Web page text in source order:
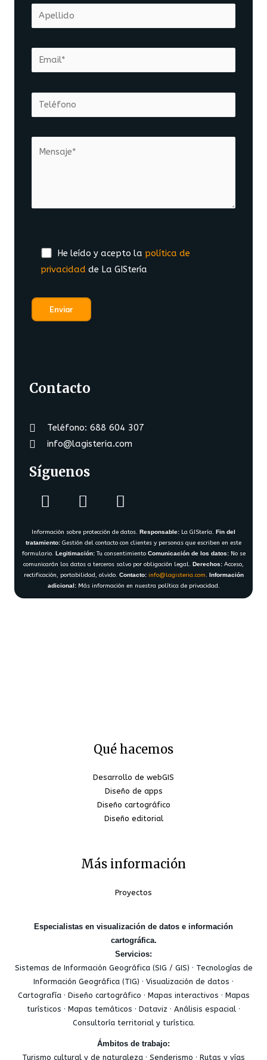
He leído y acepto la política de
privacidad de La GIStería
Contacto
Teléfono: 688 604 307
info@lagisteria.com
Síguenos
Información sobre protección de datos. Responsable: La GIStería. Fin del
tratamiento: Gestión del contacto con clientes y personas que escriben en este
formulario. Legitimación:Tu consentimiento Comunicación de los datos:No se
comunicarán los datos a terceros salvo por obligación legal. Derechos: Acceso,
rectificación, portabilidad, olvido. Contacto: info@lagisteria.com.
Información
adicional:Más información en nuestra política de privacidad.
Qué hacemos
Desarrollo de webGIS
Diseño de apps
Diseño cartográfico
Diseño editorial
Más información
Proyectos
Especialistas en visualización de datos e información
cartográfica.
Servicios:
Sistemas de Información Geográfica (SIG / GIS) · Tecnologías de
Información Geográfica (TIG) · Visualización de datos ·
Cartografía · Diseño cartográfico · Mapas interactivos · Mapas
turísticos · Mapas temáticos · Dataviz · Análisis espacial ·
Consultoría territorial y turística.
Ámbitos de trabajo:
Turismo cultural y de naturaleza · Senderismo · Rutas y vías